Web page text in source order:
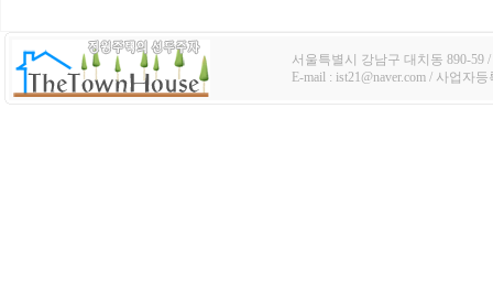
서울특별시 강남구 대치동 890-59 /
E-mail : ist21@naver.com / 사업자